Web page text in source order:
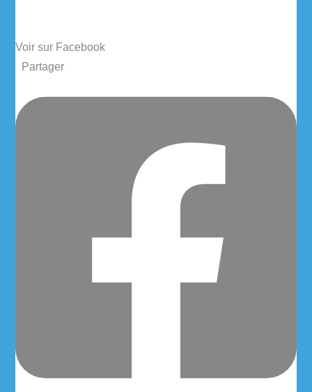
Voir sur Facebook
Partager